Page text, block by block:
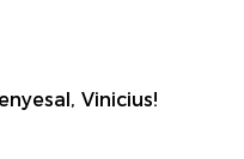
Vinicius!